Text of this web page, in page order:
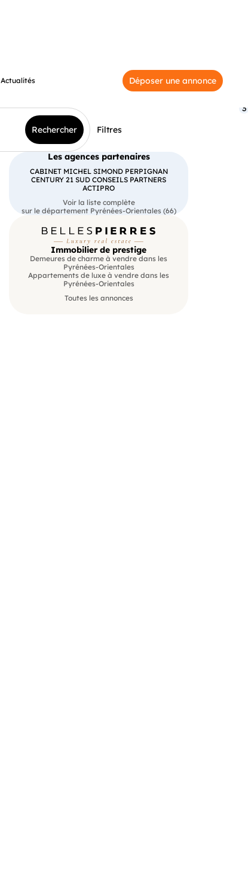
Actualités Déposer une annonce
Rechercher Filtres
3
Les agences partenaires
CABINET MICHEL SIMOND PERPIGNAN
CENTURY 21 SUD CONSEILS PARTNERS
ACTIPRO
Voir la liste complète
sur le département Pyrénées-Orientales (66)
Immobilier de prestige
Demeures de charme à vendre dans les
Pyrénées-Orientales
Appartements de luxe à vendre dans les
Pyrénées-Orientales
Toutes les annonces